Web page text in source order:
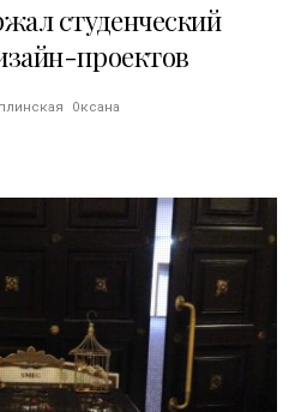
студенческий
проектов
Оксана